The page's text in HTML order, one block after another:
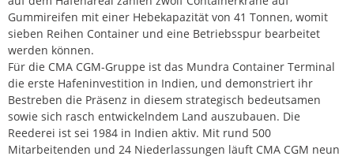
Gummireifen mit einer Hebekapazität von 41 Tonnen, womit
sieben Reihen Container und eine Betriebsspur bearbeitet
werden können.
Für die CMA CGM-Gruppe ist das Mundra Container Terminal
die erste Hafeninvestition in Indien, und demonstriert ihr
Bestreben die Präsenz in diesem strategisch bedeutsamen
sowie sich rasch entwickelndem Land auszubauen. Die
Reederei ist sei 1984 in Indien aktiv. Mit rund 500
Mitarbeitenden und 24 Niederlassungen läuft CMA CGM neun